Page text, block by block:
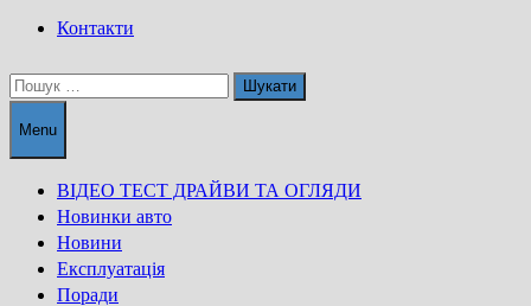
Контакти
Пошук:
Menu
ВІДЕО ТЕСТ ДРАЙВИ ТА ОГЛЯДИ
Новинки авто
Новини
Експлуатація
Поради